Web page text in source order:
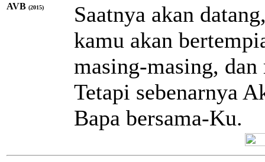
AVB (2015)
Saatnya akan
kamu akan
masing-masing,
Tetapi sebenarnya
Bapa bersama-Ku.